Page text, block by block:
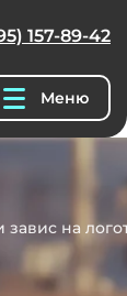
157-89-42
Меню
завис на